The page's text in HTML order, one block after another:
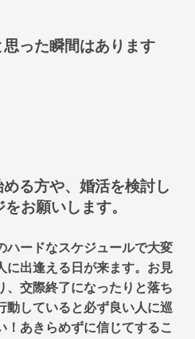
思った瞬間はあります
る方や、婚活を検討し
お願いします。
ハードなスケジュールで大変
に出逢える日が来ます。お見
、交際終了になったりと落ち
動していると必ず良い人に巡
！あきらめずに信じてするこ